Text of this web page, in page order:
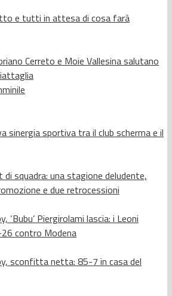
e tutti in attesa di cosa farà
Cerreto e Moie Vallesina salutano
sinergia sportiva tra il club scherma e il
di squadra: una stagione deludente,
e due retrocessioni
‘Bubu’ Piergirolami lascia: i Leoni
contro Modena
sconfitta netta: 85-7 in casa del